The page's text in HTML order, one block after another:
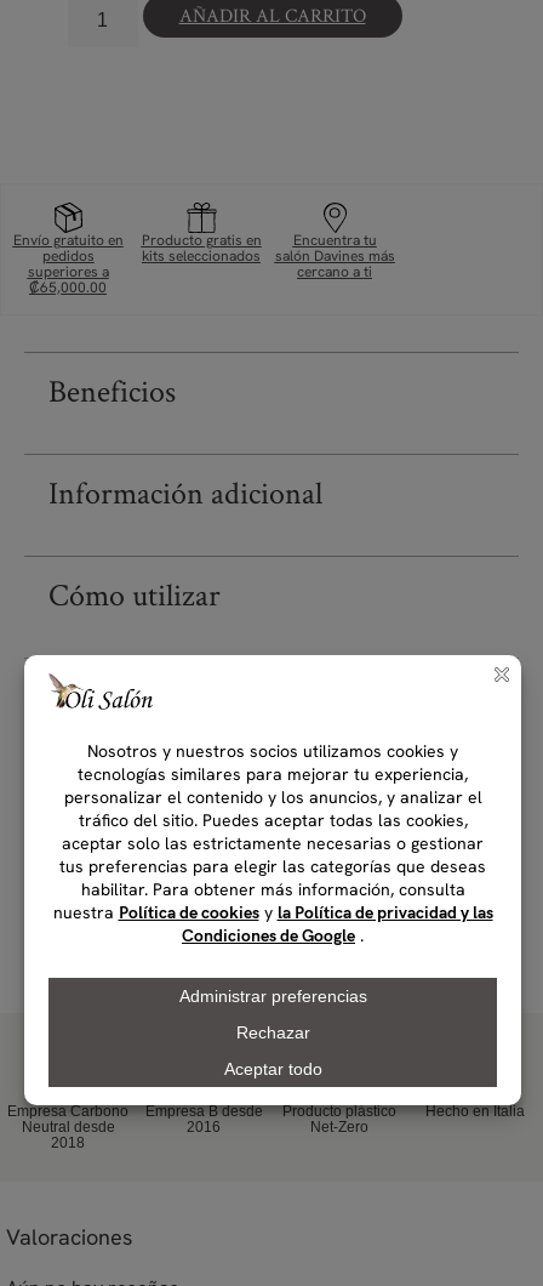
AÑADIR AL CARRITO
Envío gratuito en
pedidos
superiores a
₡65,000.00
Producto gratis en
kits seleccionados
Encuentra tu
salón Davines más
cercano a ti
Beneficios
Información adicional
Cómo utilizar
Ingredientes
Complete su rutina...
Empresa Carbono
Neutral desde
2018
Empresa B desde
2016
Producto plástico
Net-Zero
Hecho en Italia
Valoraciones